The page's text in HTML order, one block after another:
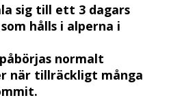
sig till ett 3 dagars
hålls i alperna i
normalt
när tillräckligt många